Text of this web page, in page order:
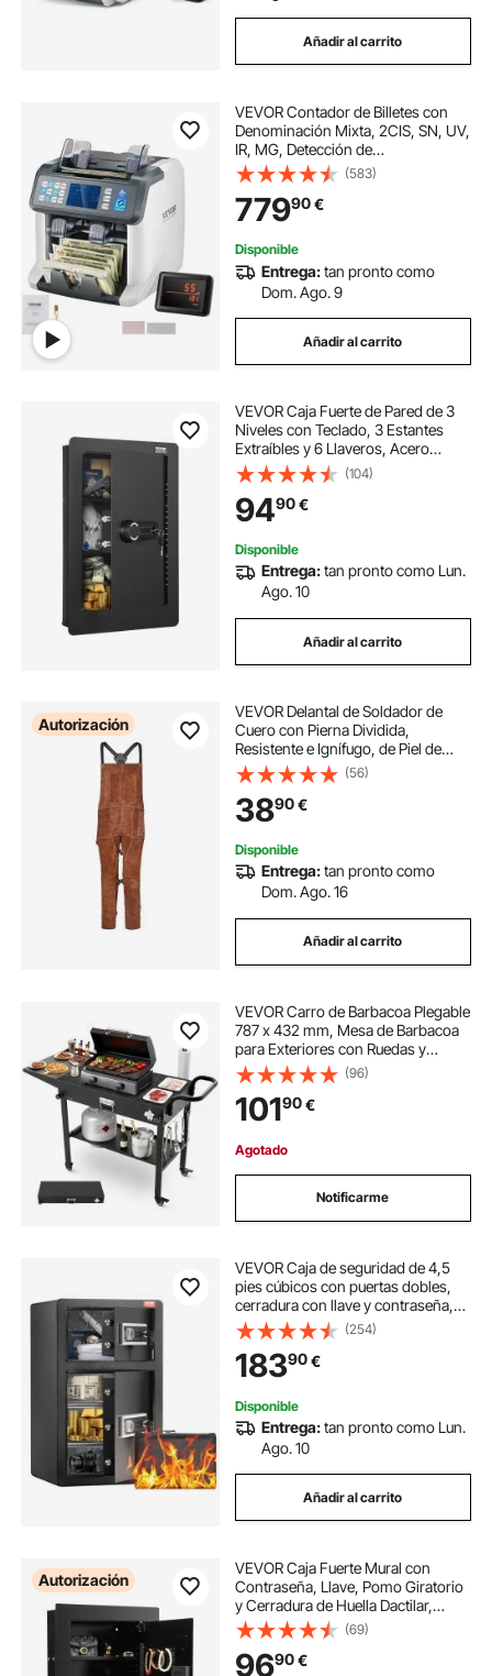
Añadir al carrito
VEVOR Contador de Billetes con
Denominación Mixta, 2CIS, SN, UV,
IR, MG, Detección de
Falsificaciones DD, Multi moneda,
Contador y Clasificador de Efectivo
con Conteo de Valores Impresora
Habilitada
(583)
77990€
Disponible
Entrega:tan pronto como
Dom. Ago. 9
Añadir al carrito
VEVOR Caja Fuerte de Pared de 3
Niveles con Teclado, 3 Estantes
Extraíbles y 6 Llaveros, Acero
Laminado en Frío Q235 con Luz
LED y Alarma de Vibración para
Dinero, Joyas y Pasaporte, 610 x
360 x 82 mm
(104)
9490€
Disponible
Entrega:tan pronto como Lun.
Ago. 10
Añadir al carrito
Autorización
VEVOR Delantal de Soldador de
Cuero con Pierna Dividida,
Resistente e Ignífugo, de Piel de
Vacuno, para Hombre y Mujer, con
3 Bolsillos, Ideal para Carpintería,
Jardinería y Herrería, Talla L
(56)
3890€
Disponible
Entrega:tan pronto como
Dom. Ago. 16
Añadir al carrito
VEVOR Carro de Barbacoa Plegable
787 x 432 mm, Mesa de Barbacoa
para Exteriores con Ruedas y
Estante, Carrito con Soporte para
Pañuelos y Ganchos, Mesa Auxiliar
para Jardín, Picnic, Cocina, Patio
(96)
10190€
Agotado
Notificarme
VEVOR Caja de seguridad de 4,5
pies cúbicos con puertas dobles,
cerradura con llave y contraseña,
caja de seguridad con bolsa
ignífuga, estante para llaves, luz
LED y 2 divisores ajustables y
extraíbles en altura para dinero,
documentos, joyas y objetos de
valor, color negro
(254)
18390€
Disponible
Entrega:tan pronto como Lun.
Ago. 10
Añadir al carrito
Autorización
VEVOR Caja Fuerte Mural con
Contraseña, Llave, Pomo Giratorio
y Cerradura de Huella Dactilar,
Carcasa Integrada de Acero
Laminado en Frío Q235, para
Dinero, Joyas y Ppasaportes, 102 x
(69)
9690€